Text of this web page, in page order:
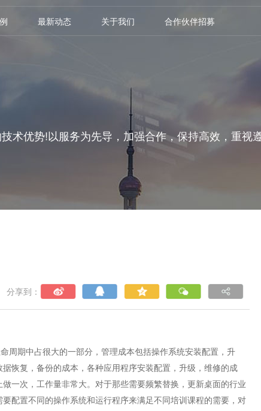
最新动态 关于我们 合作伙伴招募
术优势!以服务为先导，加强合作，保持高效，重视
分享到：
期中占很大的一部分，管理成本包括操作系统安装配置，升
恢复，备份的成本，各种应用程序安装配置，升级，维修的成
一次，工作量非常大。对于那些需要频繁替换，更新桌面的行业
配置不同的操作系统和运行程序来满足不同培训课程的需要，对